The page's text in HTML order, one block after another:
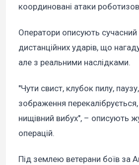
координовані атаки
Оператори описують сучасний
дистанційних ударів, що
але з реальними наслідками.
"Чути свист, клубок пилу,
зображення перекалібрується,
нищівний вибух", – описують
операцій.
Під землею ветерани боїв за